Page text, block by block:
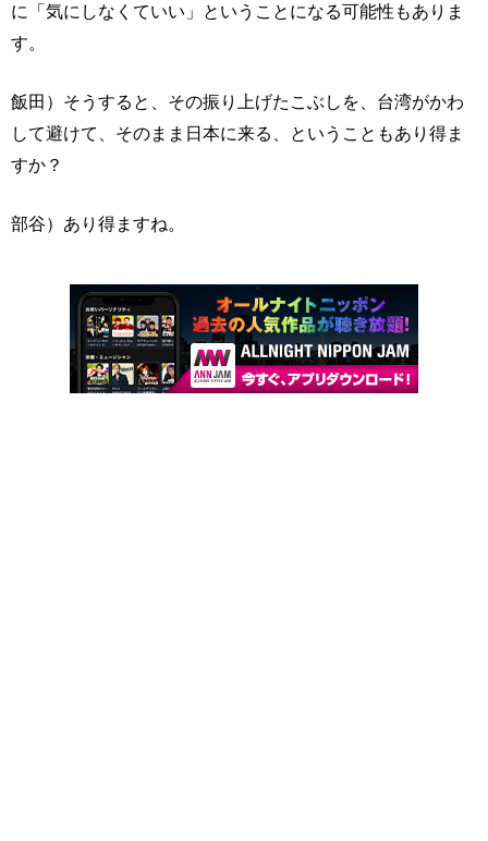
に「気にしなくていい」ということになる可能性もありま
す。
飯田）そうすると、その振り上げたこぶしを、台湾がかわ
して避けて、そのまま日本に来る、ということもあり得ま
すか？
部谷）あり得ますね。